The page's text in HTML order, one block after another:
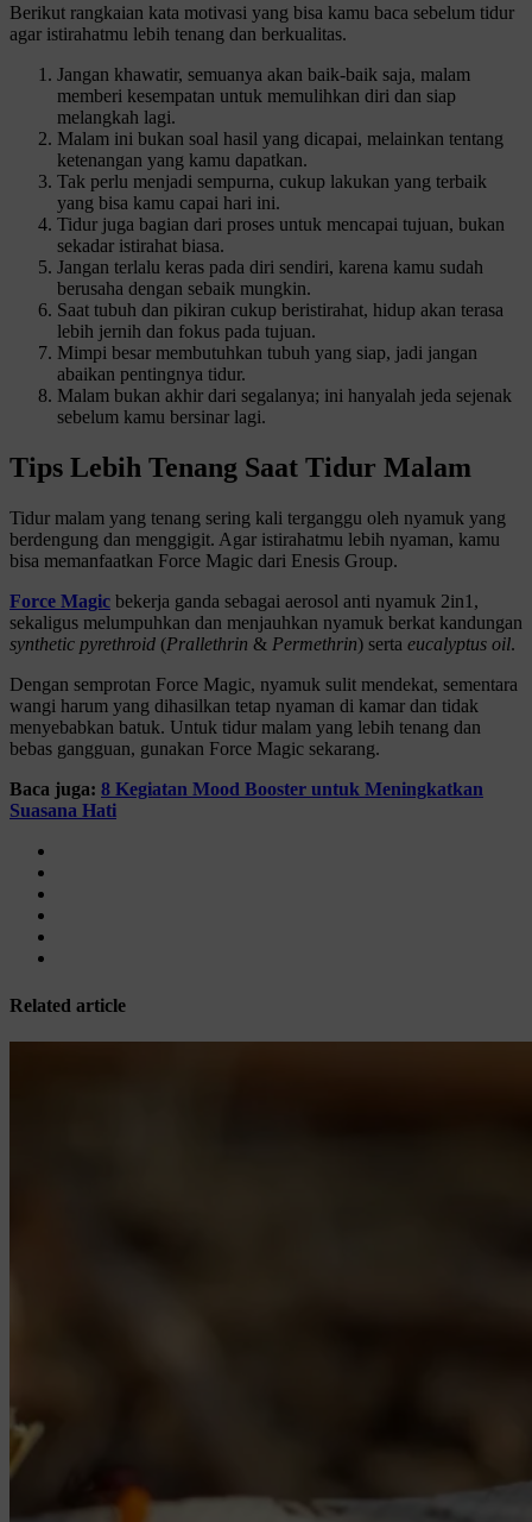
Berikut rangkaian kata motivasi yang bisa kamu baca sebelum tidur
agar istirahatmu lebih tenang dan berkualitas.
Jangan khawatir, semuanya akan baik-baik saja, malam
memberi kesempatan untuk memulihkan diri dan siap
melangkah lagi.
Malam ini bukan soal hasil yang dicapai, melainkan tentang
ketenangan yang kamu dapatkan.
Tak perlu menjadi sempurna, cukup lakukan yang terbaik
yang bisa kamu capai hari ini.
Tidur juga bagian dari proses untuk mencapai tujuan, bukan
sekadar istirahat biasa.
Jangan terlalu keras pada diri sendiri, karena kamu sudah
berusaha dengan sebaik mungkin.
Saat tubuh dan pikiran cukup beristirahat, hidup akan terasa
lebih jernih dan fokus pada tujuan.
Mimpi besar membutuhkan tubuh yang siap, jadi jangan
abaikan pentingnya tidur.
Malam bukan akhir dari segalanya; ini hanyalah jeda sejenak
sebelum kamu bersinar lagi.
Tips Lebih Tenang Saat Tidur Malam
Tidur malam yang tenang sering kali terganggu oleh nyamuk yang
berdengung dan menggigit. Agar istirahatmu lebih nyaman, kamu
bisa memanfaatkan Force Magic dari Enesis Group.
Force Magic bekerja ganda sebagai aerosol anti nyamuk 2in1,
sekaligus melumpuhkan dan menjauhkan nyamuk berkat kandungan
synthetic pyrethroid (Prallethrin & Permethrin) serta eucalyptus oil.
Dengan semprotan Force Magic, nyamuk sulit mendekat, sementara
wangi harum yang dihasilkan tetap nyaman di kamar dan tidak
menyebabkan batuk. Untuk tidur malam yang lebih tenang dan
bebas gangguan, gunakan Force Magic sekarang.
Baca juga: 8 Kegiatan Mood Booster untuk Meningkatkan
Suasana Hati
Related article